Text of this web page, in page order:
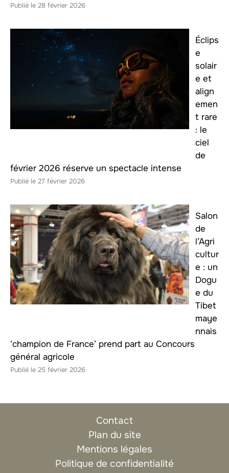
28 février 2026
Éclips
e
solair
e et
align
emen
t rare
: le
ciel
de
février 2026 réserve un spectacle intense
27 février 2026
Salon
de
l’Agri
cultur
e : un
Dogu
e du
Tibet
maye
nnais
‘champion de France’ prend part au Concours
général agricole
25 février 2026
Contact
Plan du site
Mentions légales
Politique de confidentialité